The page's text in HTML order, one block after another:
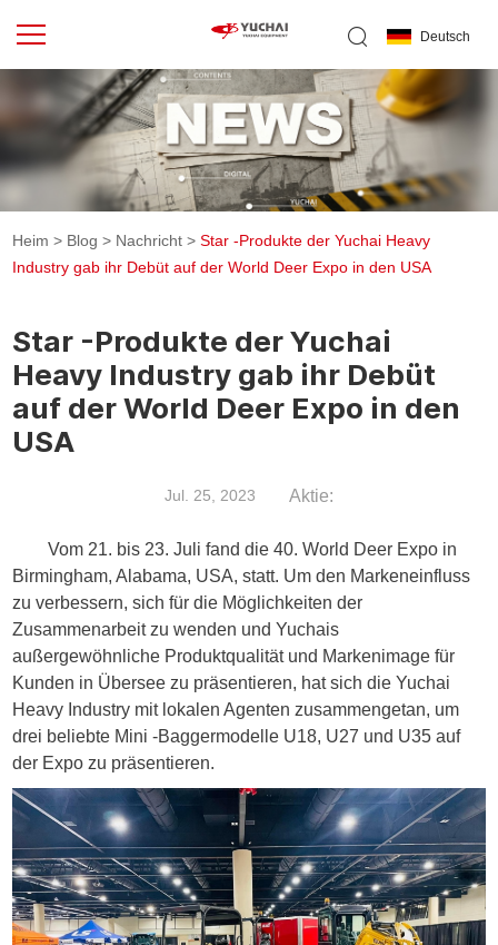
Deutsch
Heim > Blog > Nachricht >Star -Produkte der Yuchai Heavy
Industry gab ihr Debüt auf der World Deer Expo in den USA
Star -Produkte der Yuchai
Heavy Industry gab ihr Debüt
auf der World Deer Expo in den
USA
Jul. 25, 2023 Aktie:
Vom 21. bis 23. Juli fand die 40. World Deer Expo in
Birmingham, Alabama, USA, statt. Um den Markeneinfluss
zu verbessern, sich für die Möglichkeiten der
Zusammenarbeit zu wenden und Yuchais
außergewöhnliche Produktqualität und Markenimage für
Kunden in Übersee zu präsentieren, hat sich die Yuchai
Heavy Industry mit lokalen Agenten zusammengetan, um
drei beliebte Mini -Baggermodelle U18, U27 und U35 auf
der Expo zu präsentieren.